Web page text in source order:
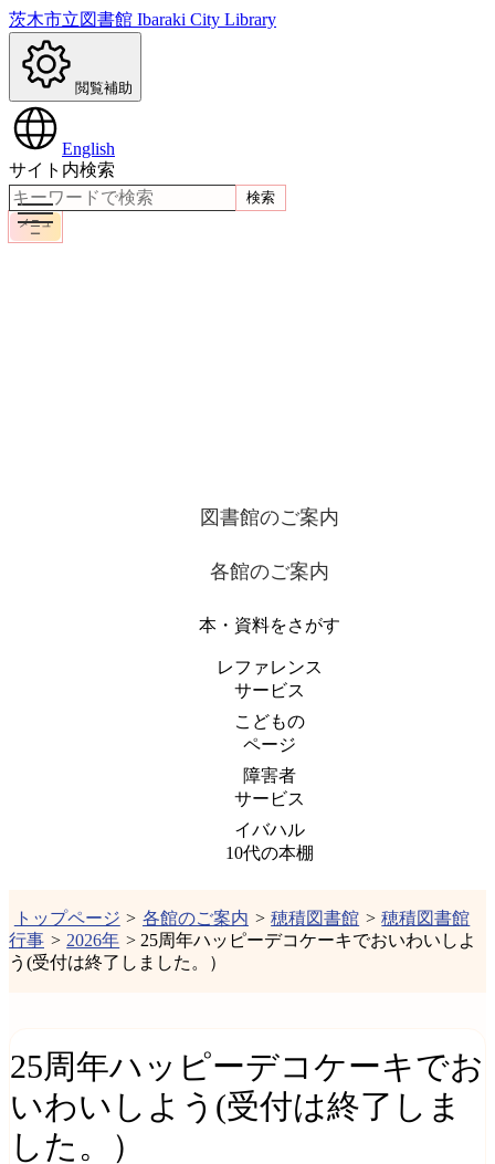
茨木市立図書館 Ibaraki City Library
閲覧補助
English
サイト内検索
検索
メニュ
ー
図書館のご案内
各館のご案内
本・資料をさがす
レファレンス
サービス
こどもの
ページ
障害者
サービス
イバハル
10代の本棚
トップページ > 各館のご案内 > 穂積図書館 > 穂積図書館
行事 > 2026年 > 25周年ハッピーデコケーキでおいわいしよ
う(受付は終了しました。）
25周年ハッピーデコケーキでお
いわいしよう(受付は終了しま
した。）